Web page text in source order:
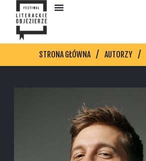
STRONA GŁÓWNA AUTORZY